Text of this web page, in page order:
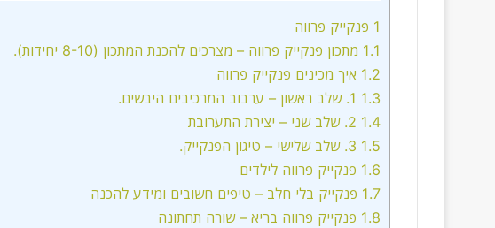
1 פנקייק פרווה
1.1 מתכון פנקייק פרווה – מצרכים להכנת המתכון (8-10 יחידות).
1.2 איך מכינים פנקייק פרווה
1.3
1.4
1.5
1.6 פנקייק פרווה לילדים
1.7 פנקייק בלי חלב – טיפים חשובים ומידע להכנה
1.8 פנקייק פרווה בריא – שורה תחתונה